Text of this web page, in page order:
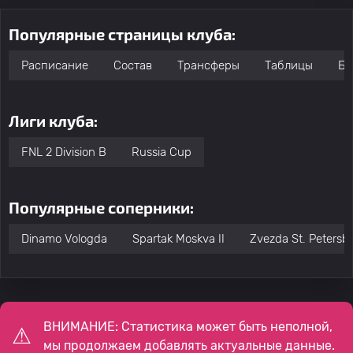
Популярные страницы клуба:
Расписание Состав Трансферы Таблицы
Лиги клуба:
FNL 2 Division B Russia Cup
Популярные соперники:
Dinamo Vologda Spartak Moskva II Zvezda St.
ВНИМАНИЕ: Статистика может быть неполной,
мы продолжаем добавлять актуальные данные.